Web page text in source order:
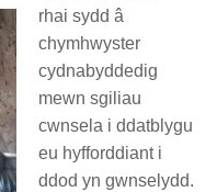
rhai sydd â
chymhwyster
cydnabyddedig
mewn sgiliau
cwnsela i ddatblygu
eu hyfforddiant i
ddod yn gwnselydd.